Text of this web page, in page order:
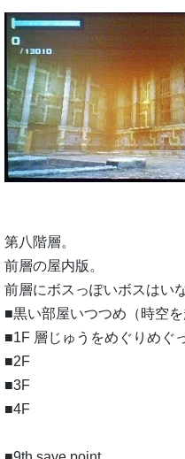
第八階層。
前層の屋内版。
前層にボスっぽいボスはい
■黒い部屋いつつめ（時空を
■1F 層じゅうをめぐりめぐ
■2F
■3F
■4F